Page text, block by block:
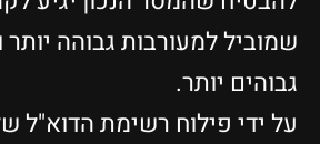
שמוביל למעורבות גבוהה
גבוהים יותר.
על ידי פילוח רשימת הדוא"ל